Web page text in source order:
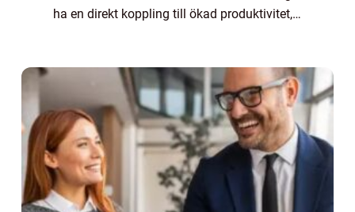
ha en direkt koppling till ökad produktivitet,